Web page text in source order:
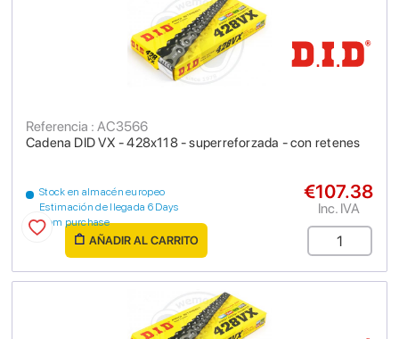
Cadena DID VX - 428x118 - superreforzada - con retenes
Referencia : AC3566
Stock en almacén europeo
Estimación de llegada 6 Days
from purchase
€107.38
Inc. IVA
AÑADIR AL CARRITO